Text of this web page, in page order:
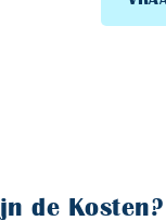
maar ook nog eens
de Kosten?